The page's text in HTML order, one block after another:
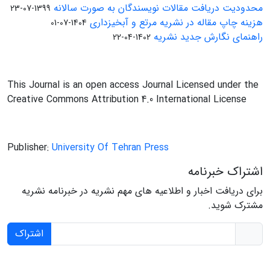
محدودیت دریافت مقالات نویسندگان به صورت سالانه 1399-07-23
هزینه چاپ مقاله در نشریه مرتع و آبخیزداری 1404-07-01
راهنمای نگارش جدید نشریه 1402-04-22
This Journal is an open access Journal Licensed under the
Creative Commons Attribution 4.0 International License
Publisher: University Of Tehran Press
اشتراک خبرنامه
برای دریافت اخبار و اطلاعیه های مهم نشریه در خبرنامه نشریه
مشترک شوید.
اشتراک